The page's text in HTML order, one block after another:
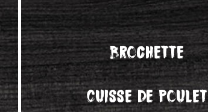
Brochette
Cuisse de poulet